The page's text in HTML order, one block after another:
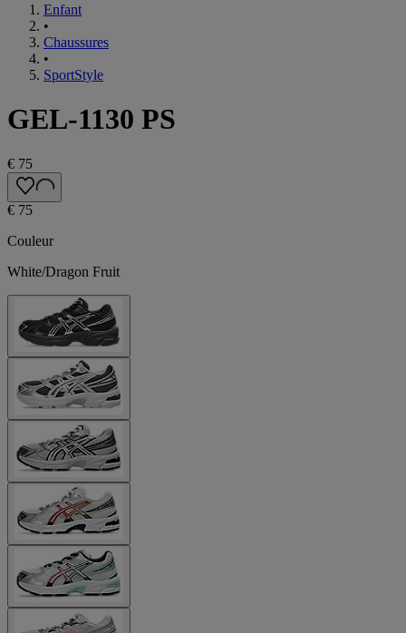
Enfant
•
Chaussures
•
SportStyle
GEL-1130 PS
€ 75
€ 75
Couleur
White/Dragon Fruit